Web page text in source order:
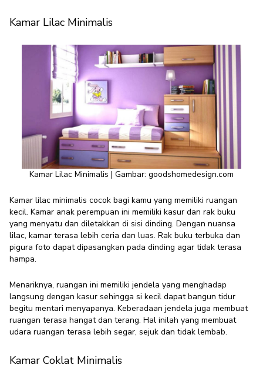
Kamar Lilac Minimalis
Kamar Lilac Minimalis | Gambar: goodshomedesign.com
Kamar lilac minimalis cocok bagi kamu yang memiliki ruangan
kecil. Kamar anak perempuan ini memiliki kasur dan rak buku
yang menyatu dan diletakkan di sisi dinding. Dengan nuansa
lilac, kamar terasa lebih ceria dan luas. Rak buku terbuka dan
pigura foto dapat dipasangkan pada dinding agar tidak terasa
hampa.
Menariknya, ruangan ini memiliki jendela yang menghadap
langsung dengan kasur sehingga si kecil dapat bangun tidur
begitu mentari menyapanya. Keberadaan jendela juga membuat
ruangan terasa hangat dan terang. Hal inilah yang membuat
udara ruangan terasa lebih segar, sejuk dan tidak lembab.
Kamar Coklat Minimalis